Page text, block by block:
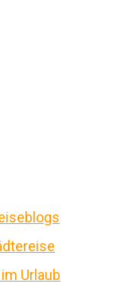
Urlaub